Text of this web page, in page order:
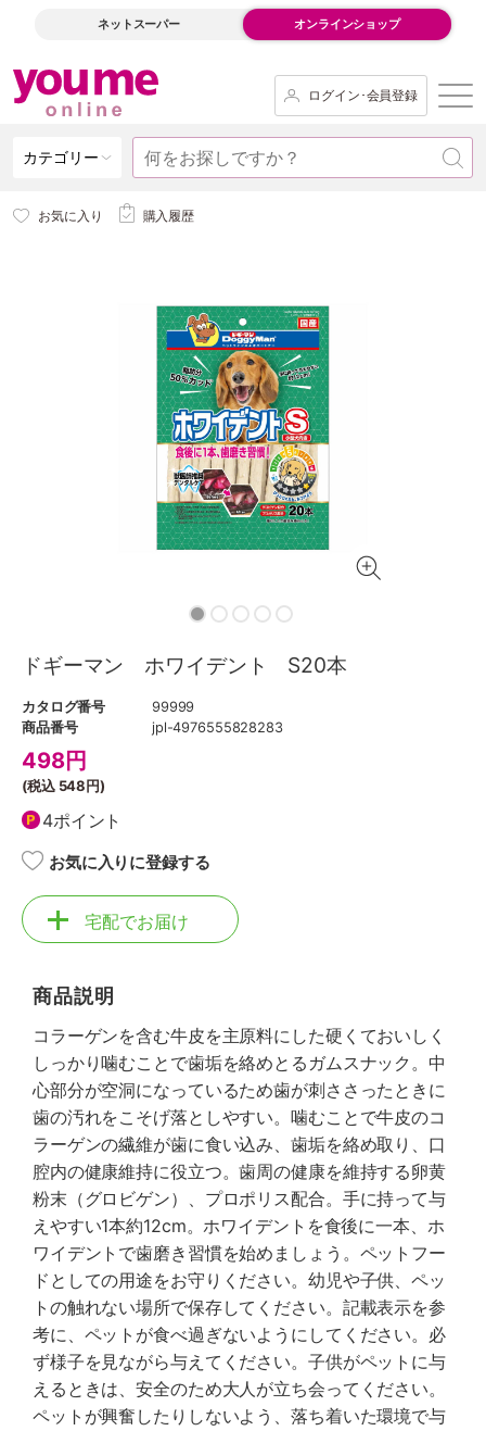
ネットスーパー オンラインショップ
ログイン･会員登録
カテゴリー
お気に入り 購入履歴
ドギーマン ホワイデント S20本
カタログ番号
99999
商品番号
jpl-4976555828283
498円
(税込 548円)
4ポイント
お気に入りに登録する
宅配でお届け
商品説明
コラーゲンを含む牛皮を主原料にした硬くておいしく
しっかり噛むことで歯垢を絡めとるガムスナック。中
心部分が空洞になっているため歯が刺ささったときに
歯の汚れをこそげ落としやすい。噛むことで牛皮のコ
ラーゲンの繊維が歯に食い込み、歯垢を絡め取り、口
腔内の健康維持に役立つ。歯周の健康を維持する卵黄
粉末（グロビゲン）、プロポリス配合。手に持って与
えやすい1本約12cm。ホワイデントを食後に一本、ホ
ワイデントで歯磨き習慣を始めましょう。ペットフー
ドとしての用途をお守りください。幼児や子供、ペッ
トの触れない場所で保存してください。記載表示を参
考に、ペットが食べ過ぎないようにしてください。必
ず様子を見ながら与えてください。子供がペットに与
えるときは、安全のため大人が立ち会ってください。
ペットが興奮したりしないよう、落ち着いた環境で与